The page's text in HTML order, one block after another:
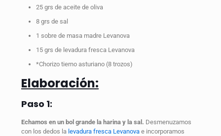
25 grs de aceite de oliva
8 grs de sal
1 sobre de masa madre Levanova
15 grs de levadura fresca Levanova
*Chorizo tierno asturiano (8 trozos)
Elaboración:
Paso 1:
Echamos en un bol grande la harina y la sal. Desmenuzamos
con los dedos la levadura fresca Levanova e incorporamos